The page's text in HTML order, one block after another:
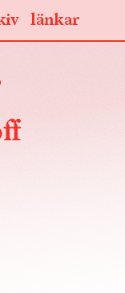
länkar